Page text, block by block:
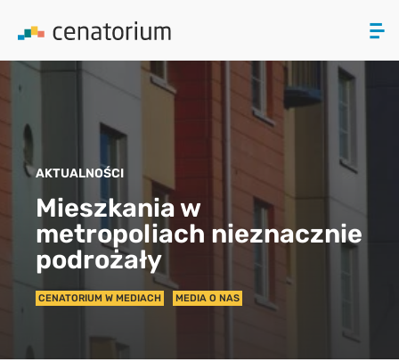
PRODUKTY
AKTUALNOŚCI
KONTAKT
AKTUALNOŚCI
Mieszkania w
metropoliach nieznacznie
podrożały
CENATORIUM W MEDIACH MEDIA O NAS
ZAMKNIJ